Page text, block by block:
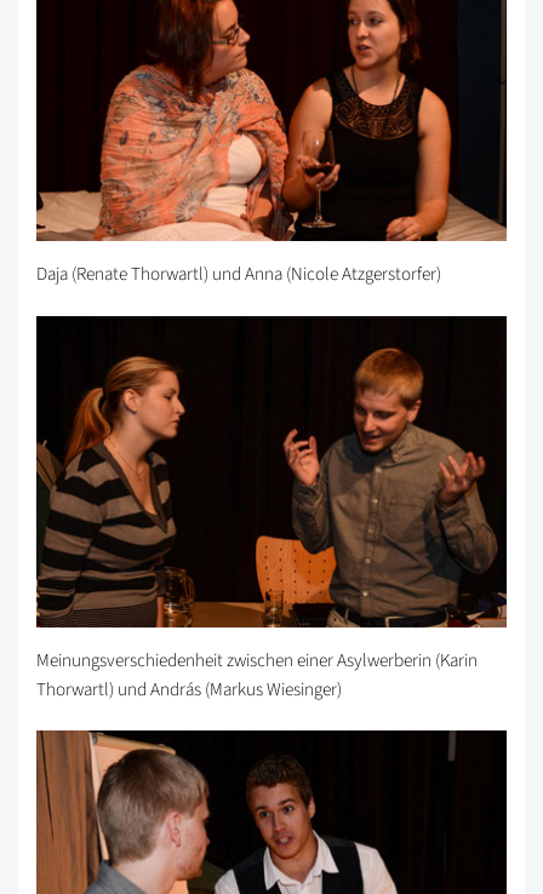
Daja (Renate Thorwartl) und Anna (Nicole Atzgerstorfer)
Meinungsverschiedenheit zwischen einer Asylwerberin (Karin
Thorwartl) und András (Markus Wiesinger)